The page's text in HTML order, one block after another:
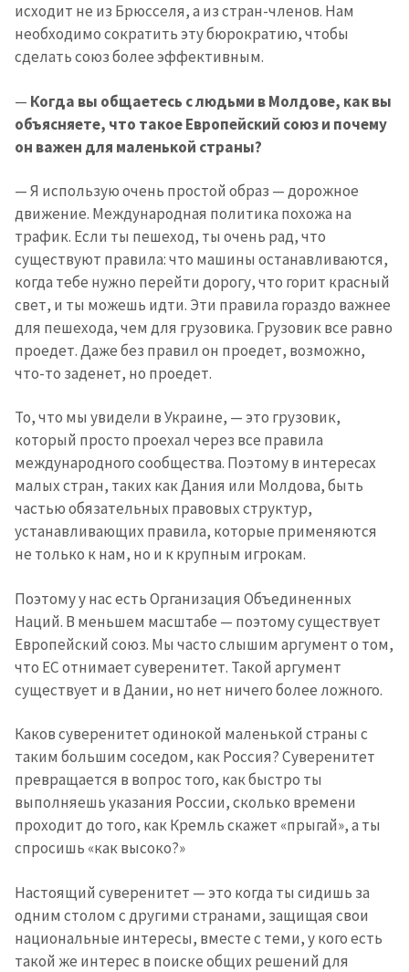
исходит не из Брюсселя, а из стран-членов. Нам
необходимо сократить эту бюрократию, чтобы
сделать союз более эффективным.
— Когда вы общаетесь с людьми в Молдове, как вы
объясняете, что такое Европейский союз и почему
он важен для маленькой страны?
— Я использую очень простой образ — дорожное
движение. Международная политика похожа на
трафик. Если ты пешеход, ты очень рад, что
существуют правила: что машины останавливаются,
когда тебе нужно перейти дорогу, что горит красный
свет, и ты можешь идти. Эти правила гораздо важнее
для пешехода, чем для грузовика. Грузовик все равно
проедет. Даже без правил он проедет, возможно,
что-то заденет, но проедет.
То, что мы увидели в Украине, — это грузовик,
который просто проехал через все правила
международного сообщества. Поэтому в интересах
малых стран, таких как Дания или Молдова, быть
частью обязательных правовых структур,
устанавливающих правила, которые применяются
не только к нам, но и к крупным игрокам.
Поэтому у нас есть Организация Объединенных
Наций. В меньшем масштабе — поэтому существует
Европейский союз. Мы часто слышим аргумент о том,
что ЕС отнимает суверенитет. Такой аргумент
существует и в Дании, но нет ничего более ложного.
Каков суверенитет одинокой маленькой страны с
таким большим соседом, как Россия? Суверенитет
превращается в вопрос того, как быстро ты
выполняешь указания России, сколько времени
проходит до того, как Кремль скажет «прыгай», а ты
спросишь «как высоко?»
Настоящий суверенитет — это когда ты сидишь за
одним столом с другими странами, защищая свои
национальные интересы, вместе с теми, у кого есть
такой же интерес в поиске общих решений для